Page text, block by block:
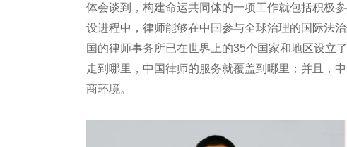
体会谈到，构建命运共同体的一项工作就包括积极
设进程中，律师能够在中国参与全球治理的国际法
国的律师事务所已在世界上的35个国家和地区设立
走到哪里，中国律师的服务就覆盖到哪里；并且，
商环境。